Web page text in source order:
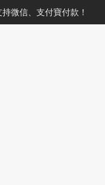
微信、支付寶付款！